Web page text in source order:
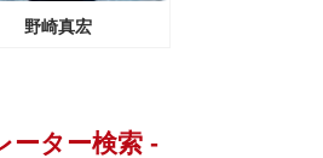
野崎真宏
ーター検索 -